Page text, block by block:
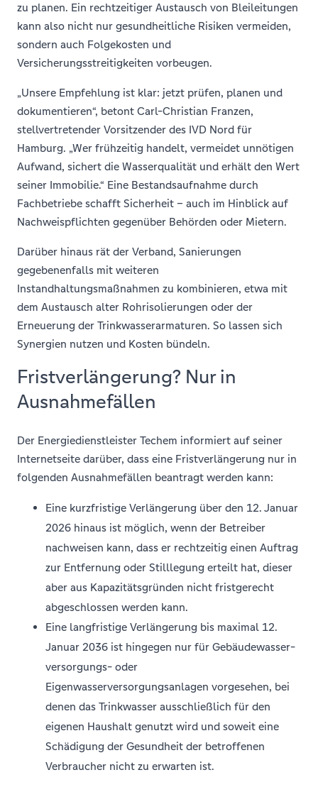
zu planen. Ein rechtzeitiger Austausch von Bleileitungen
kann also nicht nur gesundheitliche Risiken vermeiden,
sondern auch Folgekosten und
Versicherungsstreitigkeiten vorbeugen.
„Unsere Empfehlung ist klar: jetzt prüfen, planen und
dokumentieren“, betont Carl-Christian Franzen,
stellvertretender Vorsitzender des IVD Nord für
Hamburg. „Wer frühzeitig handelt, vermeidet unnötigen
Aufwand, sichert die Wasserqualität und erhält den Wert
seiner Immobilie.“ Eine Bestandsaufnahme durch
Fachbetriebe schafft Sicherheit – auch im Hinblick auf
Nachweispflichten gegenüber Behörden oder Mietern.
Darüber hinaus rät der Verband, Sanierungen
gegebenenfalls mit weiteren
Instandhaltungsmaßnahmen zu kombinieren, etwa mit
dem Austausch alter Rohrisolierungen oder der
Erneuerung der Trinkwasserarmaturen. So lassen sich
Synergien nutzen und Kosten bündeln.
Fristverlängerung? Nur in
Ausnahmefällen
Der Energiedienstleister Techem informiert auf seiner
Internetseite darüber, dass eine Fristverlängerung nur in
folgenden Ausnahmefällen beantragt werden kann:
Eine kurzfristige Verlängerung über den 12. Januar
2026 hinaus ist möglich, wenn der Betreiber
nachweisen kann, dass er rechtzeitig einen Auftrag
zur Entfernung oder Stilllegung erteilt hat, dieser
aber aus Kapazitätsgründen nicht fristgerecht
abgeschlossen werden kann.
Eine langfristige Verlängerung bis maximal 12.
Januar 2036 ist hingegen nur für Gebäudewasser-
versorgungs- oder
Eigenwasserversorgungsanlagen vorgesehen, bei
denen das Trinkwasser ausschließlich für den
eigenen Haushalt genutzt wird und soweit eine
Schädigung der Gesundheit der betroffenen
Verbraucher nicht zu erwarten ist.